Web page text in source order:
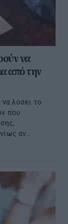
να
από την
λύσει το
που
αν...